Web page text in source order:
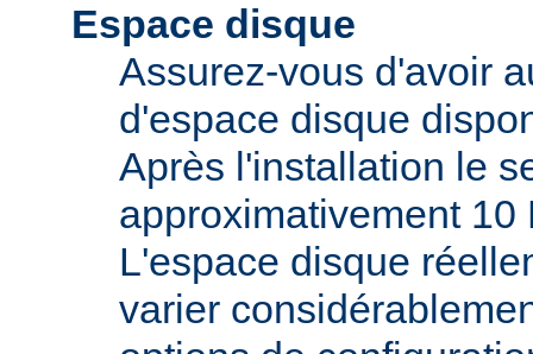
Espace disque
Assurez-vous d'avoir
d'espace disque
Après l'installation le
approximativement
L'espace disque
varier